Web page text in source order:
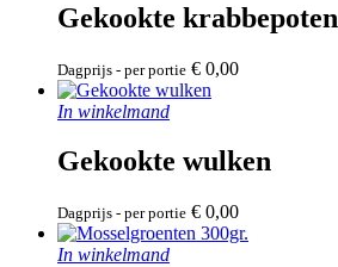
Gekookte krabbepoten
Dagprijs - per portie € 0,00
In winkelmand
Gekookte wulken
Dagprijs - per portie € 0,00
In winkelmand